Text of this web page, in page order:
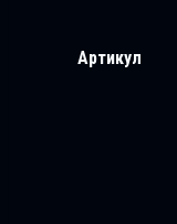
Артикул